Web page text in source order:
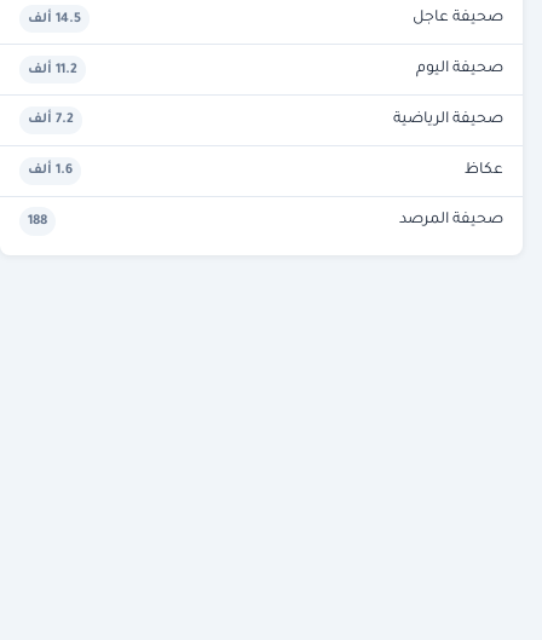
صحيفة عاجل 14.5 ألف
صحيفة اليوم 11.2 ألف
صحيفة الرياضية 7.2 ألف
عكاظ 1.6 ألف
صحيفة المرصد 188